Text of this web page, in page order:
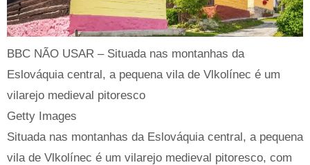
BBC NÃO USAR – Situada nas montanhas da
Eslováquia central, a pequena vila de Vlkolínec é um
vilarejo medieval pitoresco
Getty Images
Situada nas montanhas da Eslováquia central, a pequena
vila de Vlkolínec é um vilarejo medieval pitoresco, com